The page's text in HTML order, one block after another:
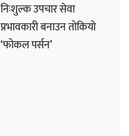
निःशुल्क उपचार सेवा
प्रभावकारी बनाउन तोकियो
‘फोकल पर्सन’